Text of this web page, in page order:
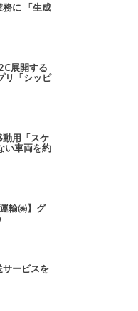
に 「生成
展開する
リ「シッピ
動用「スケ
い車両を約
輸㈱】グ
ービスを